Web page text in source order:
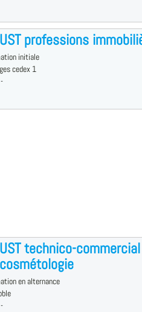
professions
initiale
cedex 1
technico-
en alternance